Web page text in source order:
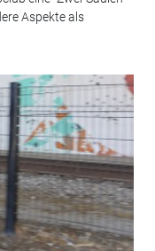
Aspekte als